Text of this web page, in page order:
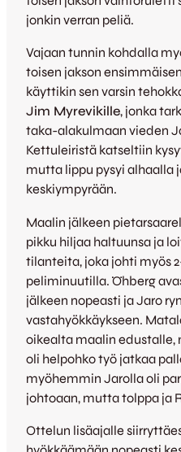
jonkin verran peliä.
Vajaan tunnin kohdalla
toisen jakson
käyttikin sen varsin
Jim Myrevikille, jonka
taka-alakulmaan vieden
Kettuleiristä katseltiin
mutta lippu pysyi alhaalla
keskiympyrään.
Maalin jälkeen
pikku hiljaa haltuunsa ja
tilanteita, joka johti myös
peliminuutilla. Öhberg
jälkeen nopeasti ja Jaro
vastahyökkäykseen.
oikealta maalin edustalle,
oli helpohko työ jatkaa
myöhemmin Jarolla oli
johtoaan, mutta tolppa ja
Ottelun lisäajalle